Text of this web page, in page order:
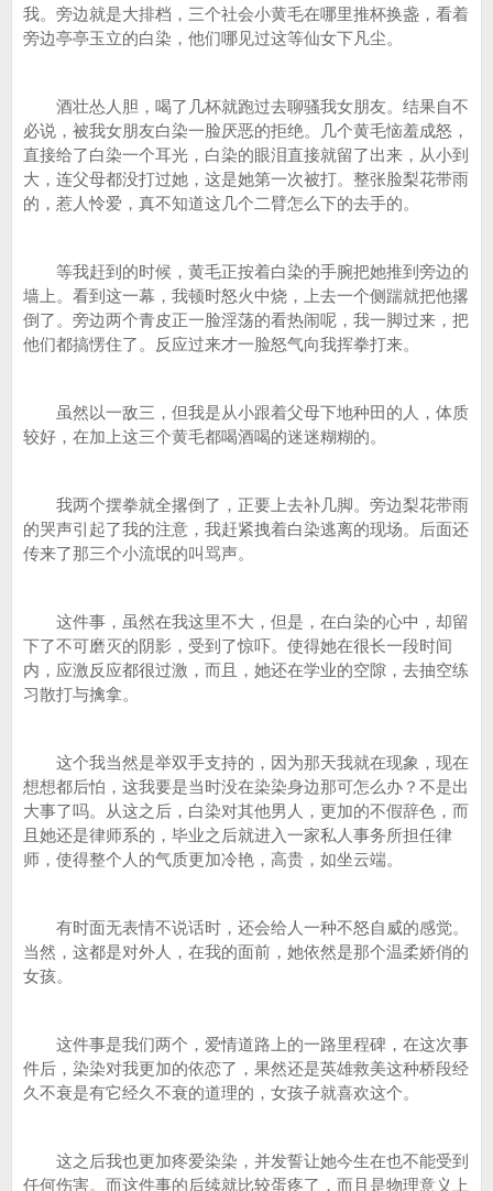
我。旁边就是大排档，三个社会小黄毛在哪里推杯换盏，看着
旁边亭亭玉立的白染，他们哪见过这等仙女下凡尘。
酒壮怂人胆，喝了几杯就跑过去聊骚我女朋友。结果自不
必说，被我女朋友白染一脸厌恶的拒绝。几个黄毛恼羞成怒，
直接给了白染一个耳光，白染的眼泪直接就留了出来，从小到
大，连父母都没打过她，这是她第一次被打。整张脸梨花带雨
的，惹人怜爱，真不知道这几个二臂怎么下的去手的。
等我赶到的时候，黄毛正按着白染的手腕把她推到旁边的
墙上。看到这一幕，我顿时怒火中烧，上去一个侧踹就把他撂
倒了。旁边两个青皮正一脸淫荡的看热闹呢，我一脚过来，把
他们都搞愣住了。反应过来才一脸怒气向我挥拳打来。
虽然以一敌三，但我是从小跟着父母下地种田的人，体质
较好，在加上这三个黄毛都喝酒喝的迷迷糊糊的。
我两个摆拳就全撂倒了，正要上去补几脚。旁边梨花带雨
的哭声引起了我的注意，我赶紧拽着白染逃离的现场。后面还
传来了那三个小流氓的叫骂声。
这件事，虽然在我这里不大，但是，在白染的心中，却留
下了不可磨灭的阴影，受到了惊吓。使得她在很长一段时间
内，应激反应都很过激，而且，她还在学业的空隙，去抽空练
习散打与擒拿。
这个我当然是举双手支持的，因为那天我就在现象，现在
想想都后怕，这我要是当时没在染染身边那可怎么办？不是出
大事了吗。从这之后，白染对其他男人，更加的不假辞色，而
且她还是律师系的，毕业之后就进入一家私人事务所担任律
师，使得整个人的气质更加冷艳，高贵，如坐云端。
有时面无表情不说话时，还会给人一种不怒自威的感觉。
当然，这都是对外人，在我的面前，她依然是那个温柔娇俏的
女孩。
这件事是我们两个，爱情道路上的一路里程碑，在这次事
件后，染染对我更加的依恋了，果然还是英雄救美这种桥段经
久不衰是有它经久不衰的道理的，女孩子就喜欢这个。
这之后我也更加疼爱染染，并发誓让她今生在也不能受到
任何伤害。而这件事的后续就比较蛋疼了，而且是物理意义上